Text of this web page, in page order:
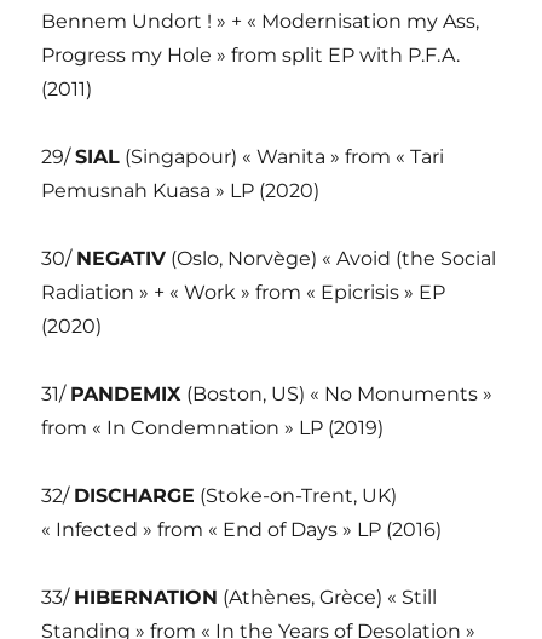
Bennem Undort ! » + « Modernisation my Ass,
Progress my Hole » from split EP with P.F.A.
(2011)
29/SIAL (Singapour) « Wanita » from « Tari
Pemusnah Kuasa » LP (2020)
30/ NEGATIV (Oslo, Norvège) « Avoid (the Social
Radiation » + « Work » from « Epicrisis » EP
(2020)
31/ PANDEMIX (Boston, US) « No Monuments »
from « In Condemnation » LP (2019)
32/ DISCHARGE (Stoke-on-Trent, UK)
« Infected » from « End of Days » LP (2016)
33/ HIBERNATION (Athènes, Grèce) « Still
Standing » from « In the Years of Desolation »